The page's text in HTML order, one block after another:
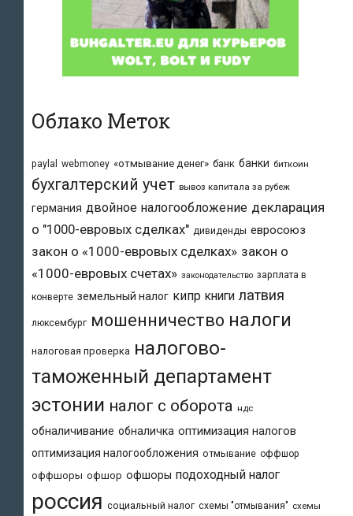
Облако Меток
paylal webmoney «отмывание денег» банк банки биткоин
бухгалтерский учет вывоз капитала за рубеж
германия двойное налогообложение декларация
о "1000-евровых сделках" дивиденды евросоюз
закон о «1000-евровых сделках» закон о
«1000-евровых счетах» законодательство зарплата в
конверте земельный налог кипр книги латвия
люксембург мошенничество налоги
налоговая проверка налогово-
таможенный департамент
эстонии налог с оборота ндс
обналичивание обналичка оптимизация налогов
оптимизация налогообложения отмывание оффшор
оффшоры офшор офшоры подоходный налог
россия социальный налог схемы "отмывания" схемы